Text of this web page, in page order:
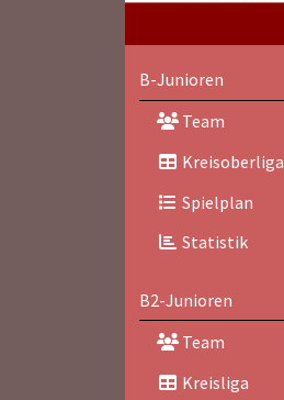
B-Junioren
Team
Kreisoberliga
Spielplan
Statistik
B2-Junioren
Team
Kreisliga